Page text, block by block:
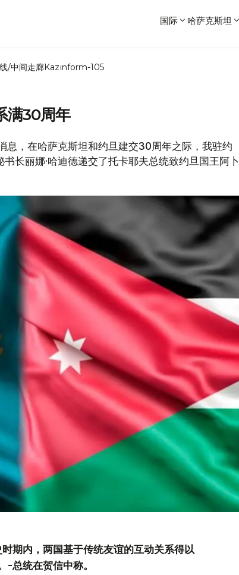
国际 哈萨克斯坦
/中间走廊Kazinform-105
满30周年
，在哈萨克斯坦和约旦建交30周年之际，我驻约
长丽娜·哈迪德递交了托卡耶夫总统致约旦国王阿卜
期内，两国基于传统友谊的互动关系得以
-总统在贺信中称。